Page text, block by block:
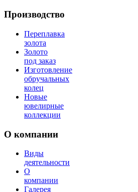
Производство
Переплавка
золота
Золото
под заказ
Изготовление
обручальных
колец
Новые
ювелирные
коллекции
О компании
Виды
деятельности
О
компании
Галерея